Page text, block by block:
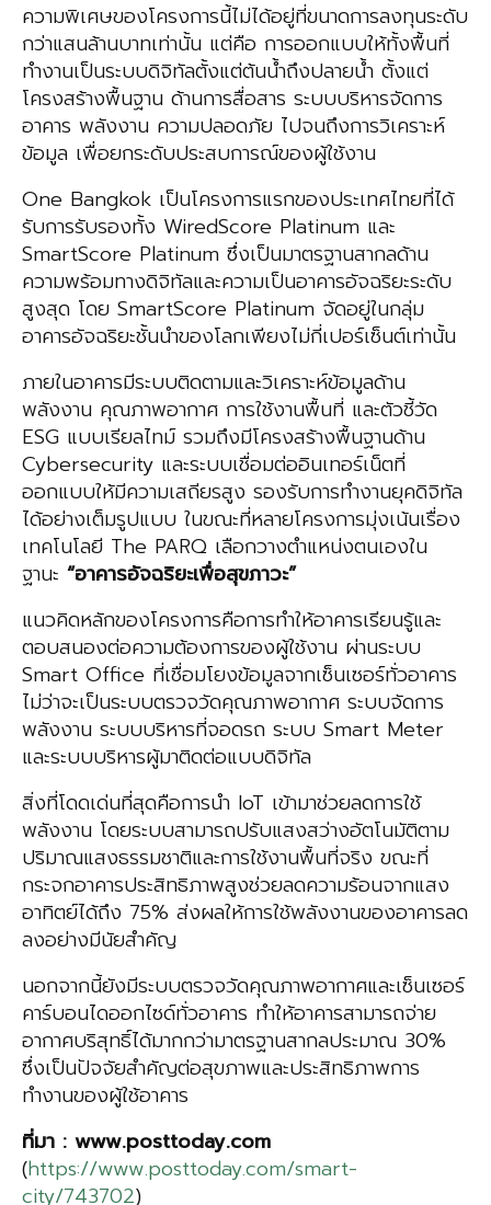
ความพิเศษของโครงการนี้ไม่ได้อยู่ที่ขนาดการลงทุนระดับ
กว่าแสนล้านบาทเท่านั้น แต่คือ การออกแบบให้ทั้งพื้นที่
ทำงานเป็นระบบดิจิทัลตั้งแต่ต้นน้ำถึงปลายน้ำ ตั้งแต่
โครงสร้างพื้นฐาน ด้านการสื่อสาร ระบบบริหารจัดการ
อาคาร พลังงาน ความปลอดภัย ไปจนถึงการวิเคราะห์
ข้อมูล เพื่อยกระดับประสบการณ์ของผู้ใช้งาน
One Bangkok เป็นโครงการแรกของประเทศไทยที่ได้
รับการรับรองทั้ง WiredScore Platinum และ
SmartScore Platinum ซึ่งเป็นมาตรฐานสากลด้าน
ความพร้อมทางดิจิทัลและความเป็นอาคารอัจฉริยะระดับ
สูงสุด โดย SmartScore Platinum จัดอยู่ในกลุ่ม
อาคารอัจฉริยะชั้นนำของโลกเพียงไม่กี่เปอร์เซ็นต์เท่านั้น
ภายในอาคารมีระบบติดตามและวิเคราะห์ข้อมูลด้าน
พลังงาน คุณภาพอากาศ การใช้งานพื้นที่ และตัวชี้วัด
ESG แบบเรียลไทม์ รวมถึงมีโครงสร้างพื้นฐานด้าน
Cybersecurity และระบบเชื่อมต่ออินเทอร์เน็ตที่
ออกแบบให้มีความเสถียรสูง รองรับการทำงานยุคดิจิทัล
ได้อย่างเต็มรูปแบบ ในขณะที่หลายโครงการมุ่งเน้นเรื่อง
เทคโนโลยี The PARQ เลือกวางตำแหน่งตนเองใน
ฐานะ “อาคารอัจฉริยะเพื่อสุขภาวะ”
แนวคิดหลักของโครงการคือการทำให้อาคารเรียนรู้และ
ตอบสนองต่อความต้องการของผู้ใช้งาน ผ่านระบบ
Smart Office ที่เชื่อมโยงข้อมูลจากเซ็นเซอร์ทั่วอาคาร
ไม่ว่าจะเป็นระบบตรวจวัดคุณภาพอากาศ ระบบจัดการ
พลังงาน ระบบบริหารที่จอดรถ ระบบ Smart Meter
และระบบบริหารผู้มาติดต่อแบบดิจิทัล
สิ่งที่โดดเด่นที่สุดคือการนำ IoT เข้ามาช่วยลดการใช้
พลังงาน โดยระบบสามารถปรับแสงสว่างอัตโนมัติตาม
ปริมาณแสงธรรมชาติและการใช้งานพื้นที่จริง ขณะที่
กระจกอาคารประสิทธิภาพสูงช่วยลดความร้อนจากแสง
อาทิตย์ได้ถึง 75% ส่งผลให้การใช้พลังงานของอาคารลด
ลงอย่างมีนัยสำคัญ
นอกจากนี้ยังมีระบบตรวจวัดคุณภาพอากาศและเซ็นเซอร์
คาร์บอนไดออกไซด์ทั่วอาคาร ทำให้อาคารสามารถจ่าย
อากาศบริสุทธิ์ได้มากกว่ามาตรฐานสากลประมาณ 30%
ซึ่งเป็นปัจจัยสำคัญต่อสุขภาพและประสิทธิภาพการ
ทำงานของผู้ใช้อาคาร
ที่มา : www.posttoday.com
(https://www.posttoday.com/smart-
city/743702)